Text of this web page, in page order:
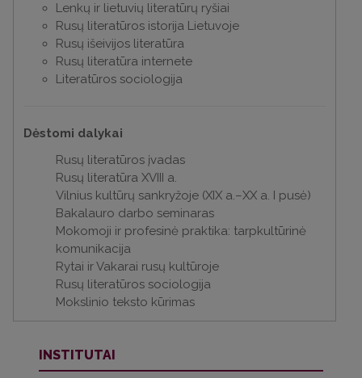
Lenkų ir lietuvių literatūrų ryšiai
Rusų literatūros istorija Lietuvoje
Rusų išeivijos literatūra
Rusų literatūra internete
Literatūros sociologija
Dėstomi dalykai
Rusų literatūros įvadas
Rusų literatūra XVIII a.
Vilnius kultūrų sankryžoje (XIX a.–XX a. I pusė)
Bakalauro darbo seminaras
Mokomoji ir profesinė praktika: tarpkultūrinė
komunikacija
Rytai ir Vakarai rusų kultūroje
Rusų literatūros sociologija
Mokslinio teksto kūrimas
INSTITUTAI